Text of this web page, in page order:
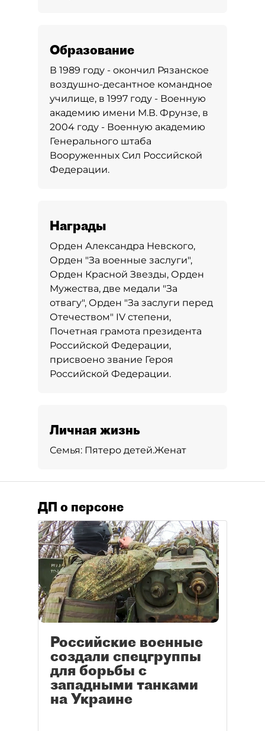
Образование
В 1989 году - окончил Рязанское
воздушно-десантное командное
училище, в 1997 году - Военную
академию имени М.В. Фрунзе, в
2004 году - Военную академию
Генерального штаба
Вооруженных Сил Российской
Федерации.
Награды
Орден Александра Невского,
Орден "За военные заслуги",
Орден Красной Звезды, Орден
Мужества, две медали "За
отвагу", Орден "За заслуги перед
Отечеством" IV степени,
Почетная грамота президента
Российской Федерации,
присвоено звание Героя
Российской Федерации.
Личная жизнь
Семья: Пятеро детей.Женат
ДП о персоне
Российские военные
создали спецгруппы
для борьбы с
западными танками
на Украине